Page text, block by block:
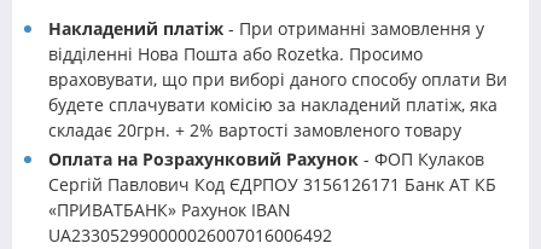
Накладений платіж - При отриманні замовлення у
відділенні Нова Пошта або Rozetka. Просимо
враховувати, що при виборі даного способу оплати Ви
будете сплачувати комісію за накладений платіж, яка
складає 20грн. + 2% вартості замовленого товару
Оплата на Розрахунковий Рахунок - ФОП Кулаков
Сергій Павлович Код ЄДРПОУ 3156126171 Банк АТ КБ
«ПРИВАТБАНК» Рахунок IBAN
UA233052990000026007016006492